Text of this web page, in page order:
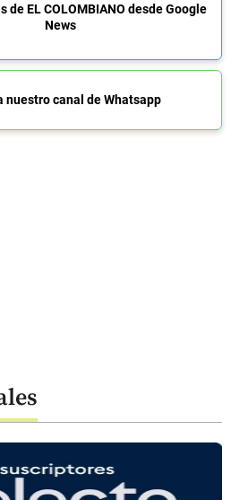
de EL COLOMBIANO desde Google
News
nuestro canal de Whatsapp